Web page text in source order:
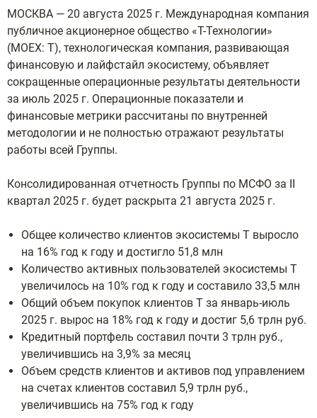
МОСКВА — 20 августа 2025 г. Международная компания
публичное акционерное общество «Т-Технологии»
(MOEX: Т), технологическая компания, развивающая
финансовую и лайфстайл экосистему, объявляет
сокращенные операционные результаты деятельности
за июль 2025 г. Операционные показатели и
финансовые метрики рассчитаны по внутренней
методологии и не полностью отражают результаты
работы всей Группы.
Консолидированная отчетность Группы по МСФО за II
квартал 2025 г. будет раскрыта 21 августа 2025 г.
Общее количество клиентов экосистемы Т выросло
на 16% год к году и достигло 51,8 млн
Количество активных пользователей экосистемы Т
увеличилось на 10% год к году и составило 33,5 млн
Общий объем покупок клиентов Т за январь-июль
2025 г. вырос на 18% год к году и достиг 5,6 трлн руб.
Кредитный портфель составил почти 3 трлн руб.,
увеличившись на 3,9% за месяц
Объем средств клиентов и активов под управлением
на счетах клиентов составил 5,9 трлн руб.,
увеличившись на 75% год к году